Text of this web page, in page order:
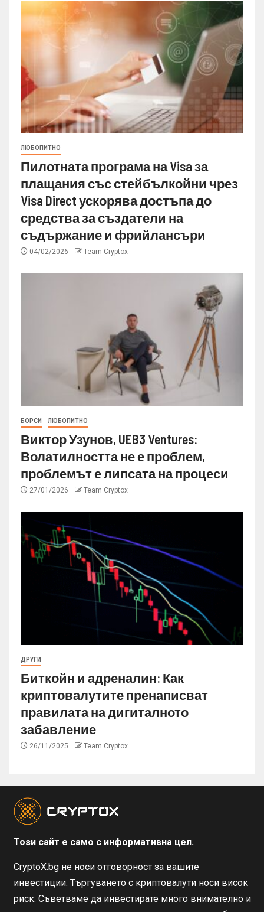
ЛЮБОПИТНО
Пилотната програма на Visa за
плащания със стейбълкойни чрез
Visa Direct ускорява достъпа до
средства за създатели на
съдържание и фрийлансъри
04/02/2026 Team Cryptox
БОРСИ ЛЮБОПИТНО
Виктор Узунов, UEB3 Ventures:
Волатилността не е проблем,
проблемът е липсата на процеси
27/01/2026 Team Cryptox
ДРУГИ
Биткойн и адреналин: Как
криптовалутите пренаписват
правилата на дигиталното
забавление
26/11/2025 Team Cryptox
Този сайт е само с информативна цел.
CryptoX.bg не носи отговорност за вашите
инвестиции. Търгуването с криптовалути носи висок
риск. Съветваме да инвестирате много внимателно и